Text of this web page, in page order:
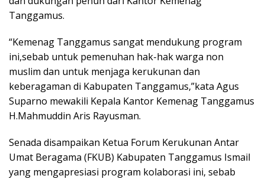
Tanggamus.
“Kemenag Tanggamus sangat mendukung program
ini,sebab untuk pemenuhan hak-hak warga non
muslim dan untuk menjaga kerukunan dan
keberagaman di Kabupaten Tanggamus,”kata Agus
Suparno mewakili Kepala Kantor Kemenag Tanggamus
H.Mahmuddin Aris Rayusman.
Senada disampaikan Ketua Forum Kerukunan Antar
Umat Beragama (FKUB) Kabupaten Tanggamus Ismail
yang mengapresiasi program kolaborasi ini, sebab